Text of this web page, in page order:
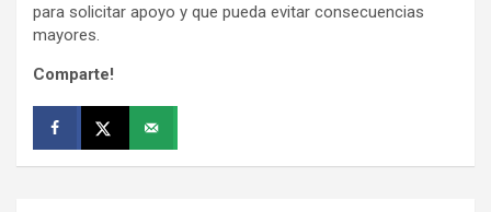
para solicitar apoyo y que pueda evitar consecuencias
mayores.
Comparte!